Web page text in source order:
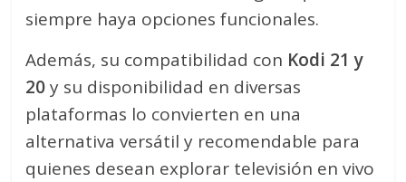
siempre haya opciones funcionales.
Además, su compatibilidad con Kodi 21 y
20y su disponibilidad en diversas
plataformas lo convierten en una
alternativa versátil y recomendable para
quienes desean explorar televisión en vivo